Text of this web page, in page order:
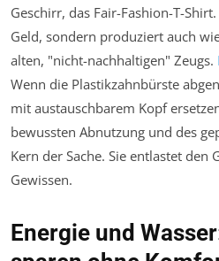
Geschirr, das Fair-Fashion-T-
Geld, sondern produziert auch
alten, "nicht-nachhaltigen" Zeugs.
Wenn die Plastikzahnbürste
mit austauschbarem Kopf
bewussten Abnutzung und des
Kern der Sache. Sie entlastet den
Gewissen.
Energie und